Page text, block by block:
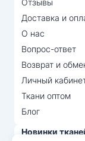
Доставка и
О нас
Вопрос-ответ
Возврат и
Личный
Ткани оптом
Блог
Новинки